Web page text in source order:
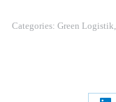
Categories: Green Logistik